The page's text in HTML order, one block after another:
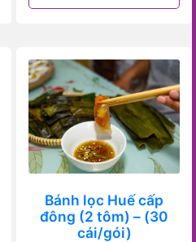
Bánh lọc Huế cấp
đông (2 tôm) – (30
cái/gói)